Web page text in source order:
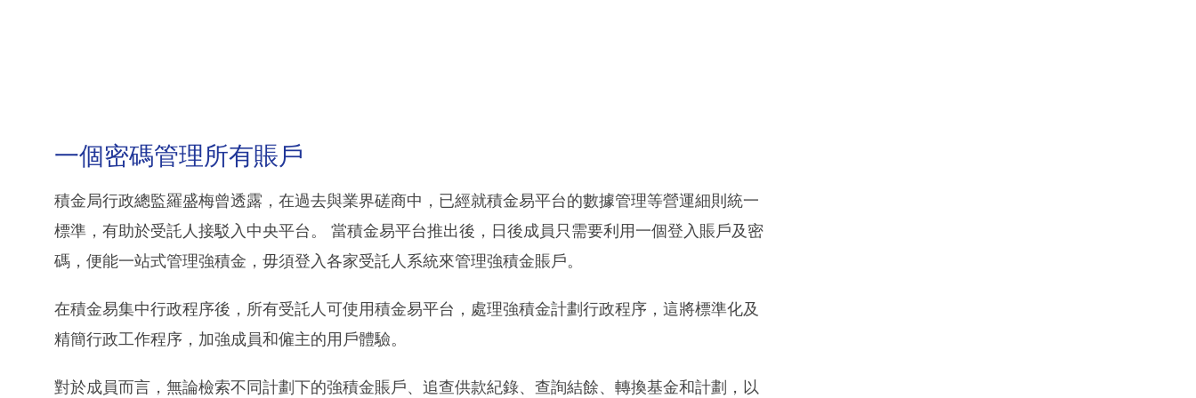
一個密碼管理所有賬戶
積金局行政總監羅盛梅曾透露，在過去與業界磋商中，已經就積金易平台的數據管理等營運細則統一
標準，有助於受託人接駁入中央平台。 當積金易平台推出後，日後成員只需要利用一個登入賬戶及密
碼，便能一站式管理強積金，毋須登入各家受託人系統來管理強積金賬戶。
在積金易集中行政程序後，所有受託人可使用積金易平台，處理強積金計劃行政程序，這將標準化及
精簡行政工作程序，加強成員和僱主的用戶體驗。
對於成員而言，無論檢索不同計劃下的強積金賬戶、追查供款紀錄、查詢結餘、轉換基金和計劃，以